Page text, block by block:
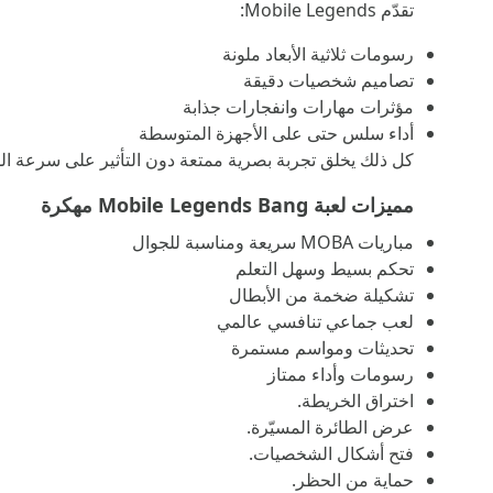
تقدّم Mobile Legends:
رسومات ثلاثية الأبعاد ملونة
تصاميم شخصيات دقيقة
مؤثرات مهارات وانفجارات جذابة
أداء سلس حتى على الأجهزة المتوسطة
كل ذلك يخلق تجربة بصرية ممتعة دون التأثير على سرعة
مميزات لعبة Mobile Legends Bang مهكرة
مباريات MOBA سريعة ومناسبة للجوال
تحكم بسيط وسهل التعلم
تشكيلة ضخمة من الأبطال
لعب جماعي تنافسي عالمي
تحديثات ومواسم مستمرة
رسومات وأداء ممتاز
اختراق الخريطة.
عرض الطائرة المسيّرة.
فتح أشكال الشخصيات.
حماية من الحظر.